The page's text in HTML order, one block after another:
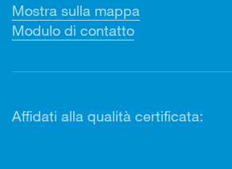
Mostra sulla mappa
Modulo di contatto
Affidati alla qualità certificata: